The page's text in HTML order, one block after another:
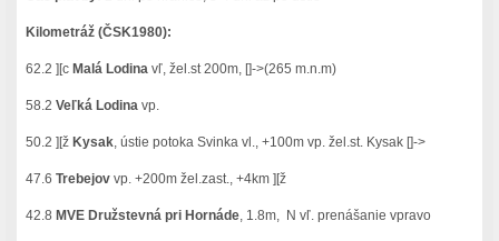
Kilometráž (ČSK1980):
62.2 ][c Malá Lodinavľ, žel.st 200m, []->(265 m.n.m)
58.2Veľká Lodinavp.
50.2 ][ž Kysak, ústie potoka Svinka vl., +100m vp. žel.st. Kysak []->
47.6Trebejovvp. +200m žel.zast., +4km ][ž
42.8 MVE Družstevná pri Hornáde, 1.8m, N vľ. prenášanie vpravo